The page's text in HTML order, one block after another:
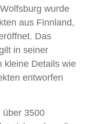
wurde
aus Finnland,
Das
in seiner
kleine Details wie
entworfen
über 3500